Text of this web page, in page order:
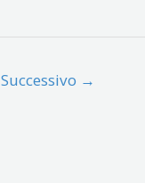
Successivo →